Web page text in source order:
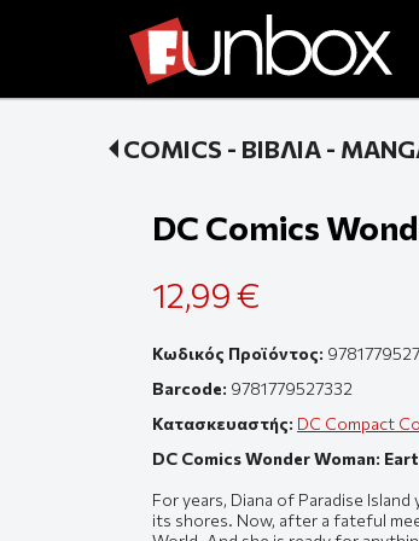
COMICS - ΒΙΒΛΙΑ -
DC Comics
12,99 €
Κωδικός Προϊόντος:
Barcode: 9781779527332
Κατασκευαστής: DC Compact
DC Comics Wonder Woman:
For years, Diana of Paradise
its shores. Now, after a fateful